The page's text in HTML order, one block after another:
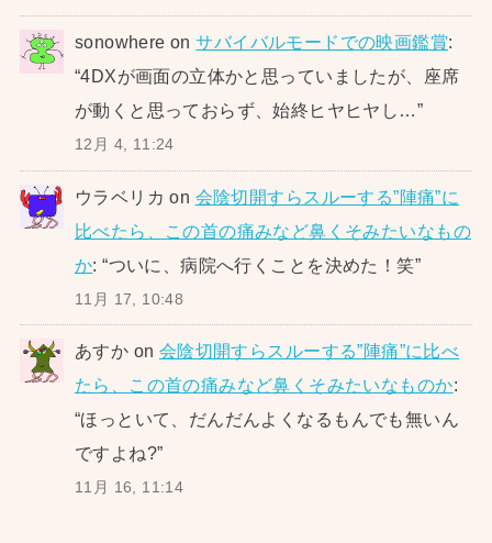
sonowhere onサバイバルモードでの映画鑑賞:
“4DXが画面の立体かと思っていましたが、座席
が動くと思っておらず、始終ヒヤヒヤし…”
12月 4, 11:24
ウラベリカ on 会陰切開すらスルーする”陣痛”に
比べたら、この首の痛みなど鼻くそみたいなもの
か: “ついに、病院へ行くことを決めた！笑”
11月 17, 10:48
あすか on 会陰切開すらスルーする”陣痛”に比べ
たら、この首の痛みなど鼻くそみたいなものか:
“ほっといて、だんだんよくなるもんでも無いん
ですよね?”
11月 16, 11:14